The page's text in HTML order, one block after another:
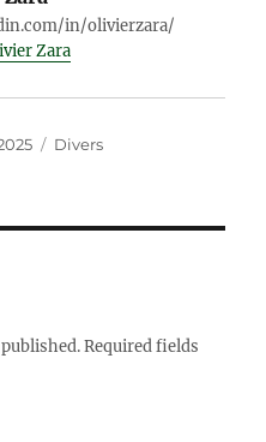
in/olivierzara/
Zara
Categories
Divers
Required fields